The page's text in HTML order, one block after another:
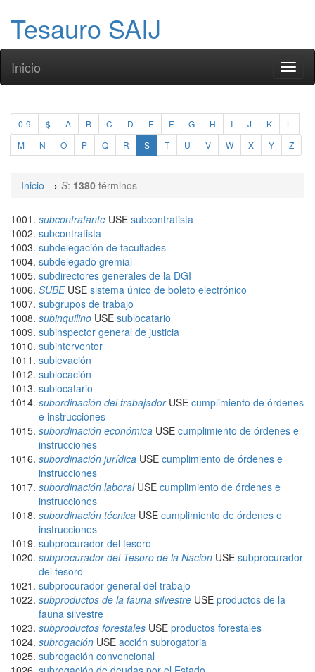
Tesauro SAIJ
Inicio
0-9 $ A B C D E F G H I J K
L
M
N O P Q R S T U V W X Y Z
Inicio S: 1380 términos
subcontratante USE subcontratista
subcontratista
subdelegación de facultades
subdelegado gremial
subdirectores generales de la DGI
SUBEUSE sistema único de boleto electrónico
subgrupos de trabajo
subinquilino USE sublocatario
subinspector general de justicia
subinterventor
sublevación
sublocación
sublocatario
subordinación del trabajadorUSE cumplimiento de órdenes
e instrucciones
subordinación económica USE cumplimiento de órdenes e
instrucciones
subordinación jurídica USE cumplimiento de órdenes e
instrucciones
subordinación laboralUSE cumplimiento de órdenes e
instrucciones
subordinación técnica USE cumplimiento de órdenes e
instrucciones
subprocurador del tesoro
subprocurador del Tesoro de la Nación USE subprocurador
del tesoro
subprocurador general del trabajo
subproductos de la fauna silvestre USE productos de la
fauna silvestre
subproductos forestales USE productos forestales
subrogación USE acción subrogatoria
subrogación convencional